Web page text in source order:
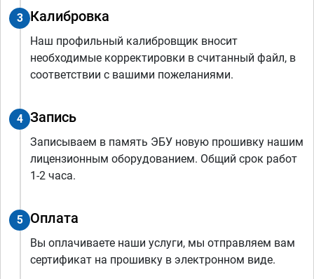
3 Калибровка
Наш профильный калибровщик вносит
необходимые корректировки в считанный файл, в
соответствии с вашими пожеланиями.
4 Запись
Записываем в память ЭБУ новую прошивку нашим
лицензионным оборудованием. Общий срок работ
1-2 часа.
5 Оплата
Вы оплачиваете наши услуги, мы отправляем вам
сертификат на прошивку в электронном виде.